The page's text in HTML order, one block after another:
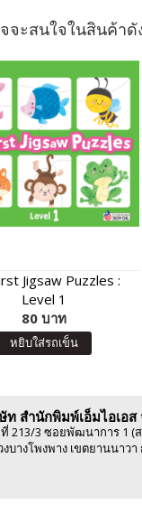
จะสนใจในสินค้าดั
Jigsaw Puzzles :
Level 1
80 บาท
หยิบใส่รถเข็น
ท สำนักพิมพ์เอ็มไอเอส
ที่ 213/3 ซอยพัฒนาการ 1 (
บางโพงพาง เขตยานนาวา